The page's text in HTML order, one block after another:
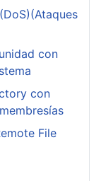
con
con
File